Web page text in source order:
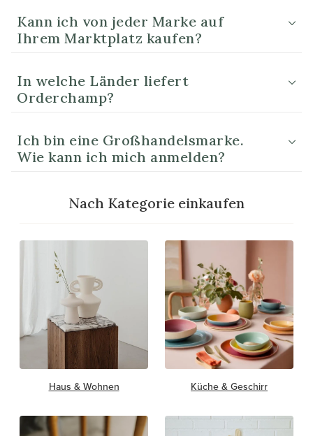
Kann ich von jeder Marke auf
Ihrem Marktplatz kaufen?
In welche Länder liefert
Orderchamp?
Ich bin eine Großhandelsmarke.
Wie kann ich mich anmelden?
Nach Kategorie einkaufen
Haus & Wohnen Küche & Geschirr